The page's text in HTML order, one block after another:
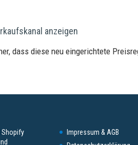
anzeigen
dass diese neu eingerichtete
Shopify
Impressum & AGB